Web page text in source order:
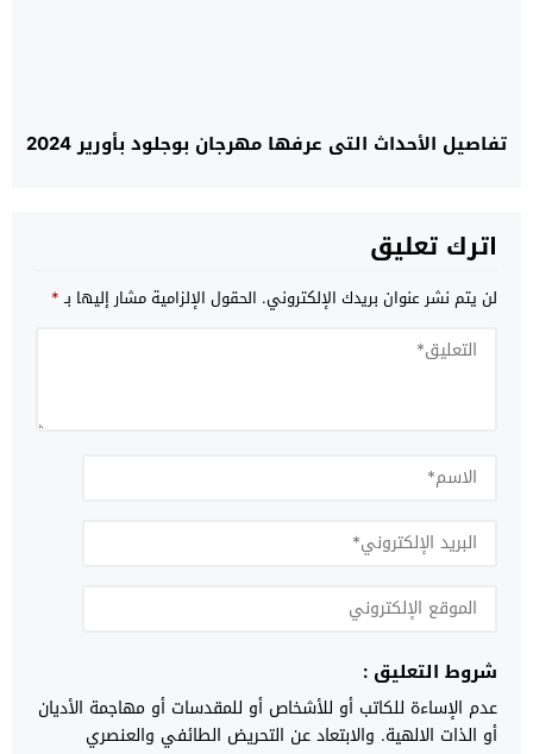
تفاصيل الأحداث التي عرفها مهرجان بوجلود بأورير 2024
اترك تعليق
لن يتم نشر عنوان بريدك الإلكتروني. الحقول الإلزامية مشار إليها بـ*
شروط التعليق :
عدم الإساءة للكاتب أو للأشخاص أو للمقدسات أو مهاجمة الأديان
أو الذات الالهية. والابتعاد عن التحريض الطائفي والعنصري